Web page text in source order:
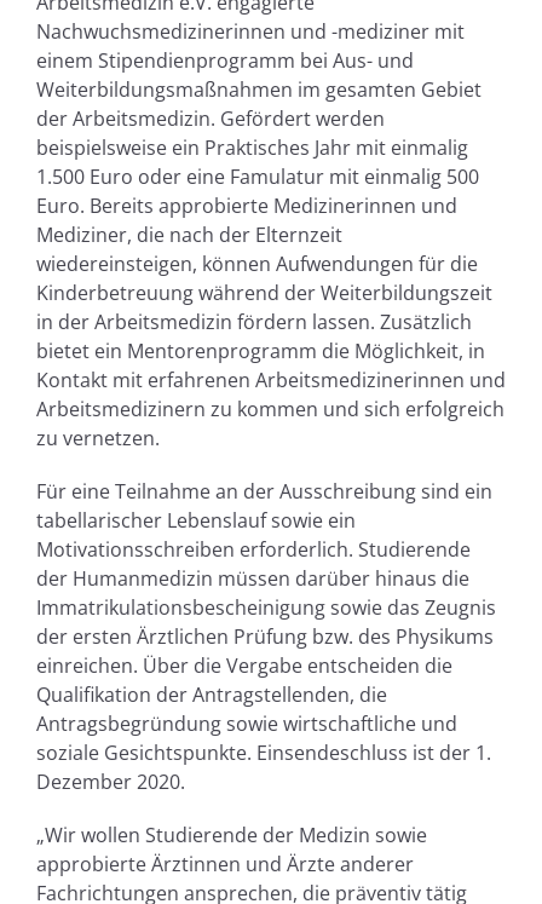
Nachwuchsmedizinerinnen und -mediziner mit
einem Stipendienprogramm bei Aus- und
Weiterbildungsmaßnahmen im gesamten Gebiet
der Arbeitsmedizin. Gefördert werden
beispielsweise ein Praktisches Jahr mit einmalig
1.500 Euro oder eine Famulatur mit einmalig 500
Euro. Bereits approbierte Medizinerinnen und
Mediziner, die nach der Elternzeit
wiedereinsteigen, können Aufwendungen für die
Kinderbetreuung während der Weiterbildungszeit
in der Arbeitsmedizin fördern lassen. Zusätzlich
bietet ein Mentorenprogramm die Möglichkeit, in
Kontakt mit erfahrenen Arbeitsmedizinerinnen und
Arbeitsmedizinern zu kommen und sich erfolgreich
zu vernetzen.
Für eine Teilnahme an der Ausschreibung sind ein
tabellarischer Lebenslauf sowie ein
Motivationsschreiben erforderlich. Studierende
der Humanmedizin müssen darüber hinaus die
Immatrikulationsbescheinigung sowie das Zeugnis
der ersten Ärztlichen Prüfung bzw. des Physikums
einreichen. Über die Vergabe entscheiden die
Qualifikation der Antragstellenden, die
Antragsbegründung sowie wirtschaftliche und
soziale Gesichtspunkte. Einsendeschluss ist der 1.
Dezember 2020.
„Wir wollen Studierende der Medizin sowie
approbierte Ärztinnen und Ärzte anderer
Fachrichtungen ansprechen, die präventiv tätig